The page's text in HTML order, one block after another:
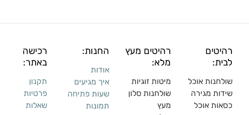
רהיטים
לבית:
שולחנות אוכל
שידות מגירה
כסאות אוכל
רהיטים מעץ
מלא:
מיטות זוגיות
שולחנות סלון
מעץ
החנות:
אודות
איך מגיעים
שעות פתיחה
תמונות
רכישה
באתר:
תקנון
פרטיות
שאלות